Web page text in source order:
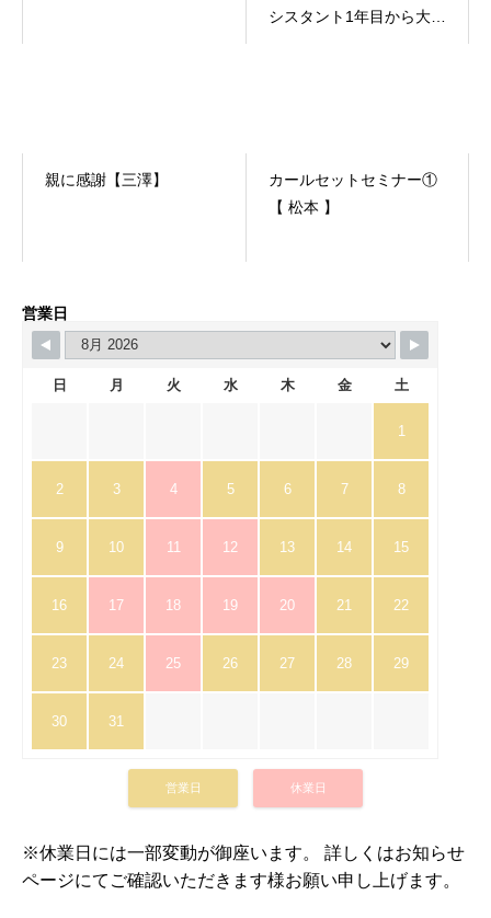
シスタント1年目から大活
親に感謝【三澤】
カールセットセミナー①
【 松本 】
営業日
日 月 火 水 木 金 土
1
2 3 4 5 6 7 8
9 10 11 12 13 14 15
16 17 18 19 20 21 22
23 24 25 26 27 28 29
30 31
営業日 休業日
※休業日には一部変動が御座います。 詳しくはお知らせ
ページにてご確認いただきます様お願い申し上げます。